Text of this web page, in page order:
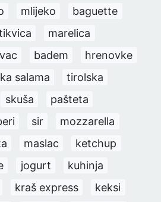
mlijeko
baguette
marelica
badem
hrenovke
salama
tirolska
skuša
pašteta
sir
mozzarella
maslac
ketchup
jogurt
kuhinja
kraš express
keksi